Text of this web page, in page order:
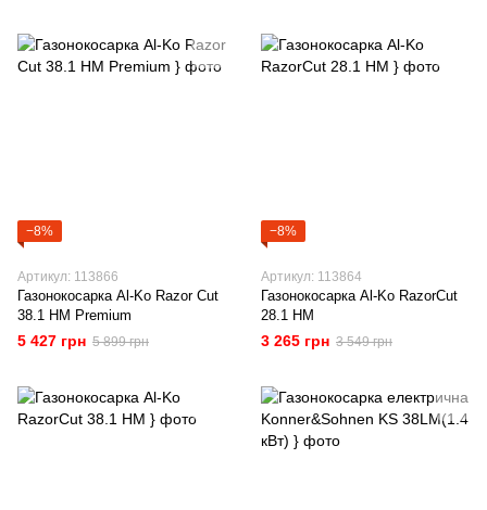
−8%
Артикул: 113866
Газонокосарка Al-Ko Razor Cut
38.1 HM Premium
5 427 грн 5 899 грн
−8%
Артикул: 113864
Газонокосарка Al-Ko RazorCut
28.1 HM
3 265 грн 3 549 грн